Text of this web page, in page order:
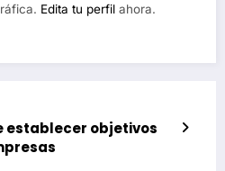
Edita tu perfil ahora.
establecer objetivos